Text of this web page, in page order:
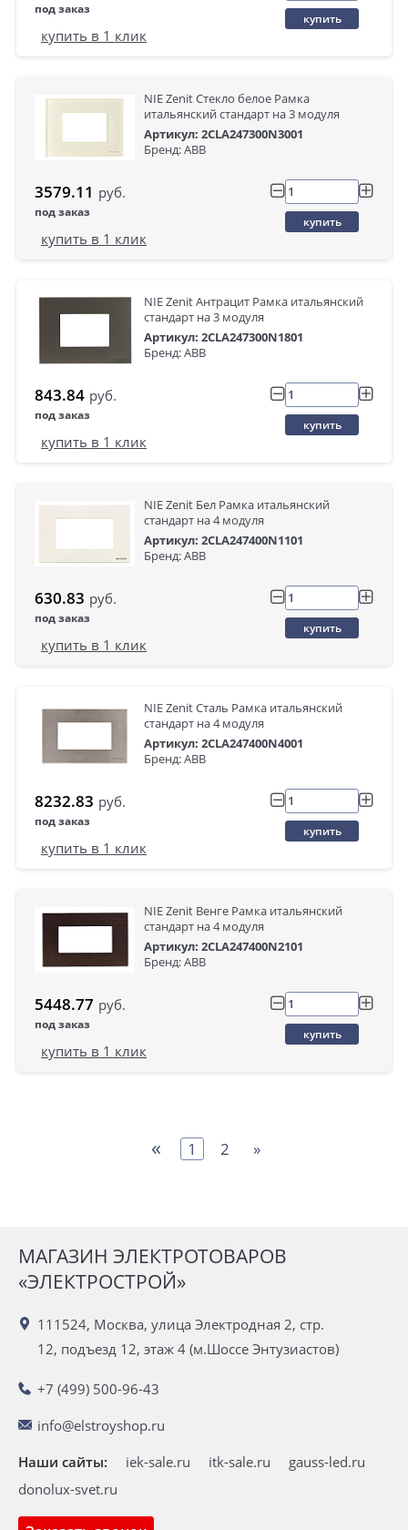
под заказ
купить
купить в 1 клик
NIE Zenit Стекло белое Рамка
итальянский стандарт на 3 модуля
Артикул: 2CLA247300N3001
Бренд: ABB
3579.11 руб.
под заказ
купить
купить в 1 клик
NIE Zenit Антрацит Рамка итальянский
стандарт на 3 модуля
Артикул: 2CLA247300N1801
Бренд: ABB
843.84 руб.
под заказ
купить
купить в 1 клик
NIE Zenit Бел Рамка итальянский
стандарт на 4 модуля
Артикул: 2CLA247400N1101
Бренд: ABB
630.83 руб.
под заказ
купить
купить в 1 клик
NIE Zenit Сталь Рамка итальянский
стандарт на 4 модуля
Артикул: 2CLA247400N4001
Бренд: ABB
8232.83 руб.
под заказ
купить
купить в 1 клик
NIE Zenit Венге Рамка итальянский
стандарт на 4 модуля
Артикул: 2CLA247400N2101
Бренд: ABB
5448.77 руб.
под заказ
купить
купить в 1 клик
« 1 2 »
МАГАЗИН ЭЛЕКТРОТОВАРОВ
«ЭЛЕКТРОСТРОЙ»
111524, Москва, улица Электродная 2, стр.
12, подъезд 12, этаж 4 (м.Шоссе Энтузиастов)
+7 (499) 500-96-43
info@elstroyshop.ru
Наши сайты: iek-sale.ru itk-sale.ru
gauss-led.ru
donolux-svet.ru